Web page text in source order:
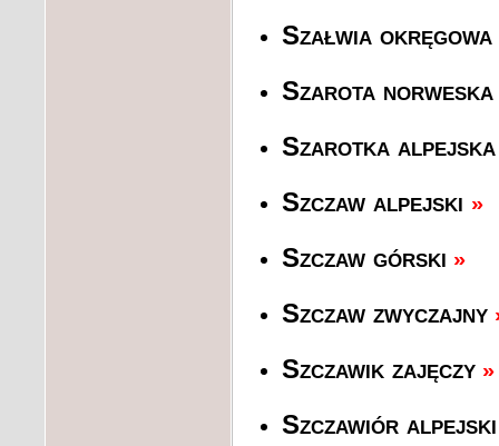
Szałwia okręgowa
Szarota norweska
Szarotka alpejska
Szczaw alpejski »
Szczaw górski »
Szczaw zwyczajny
Szczawik zajęczy »
Szczawiór alpejski